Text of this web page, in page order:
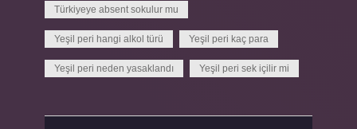
Türkiyeye absent sokulur mu
Yeşil peri hangi alkol türü Yeşil peri kaç para
Yeşil peri neden yasaklandı Yeşil peri sek içilir mi